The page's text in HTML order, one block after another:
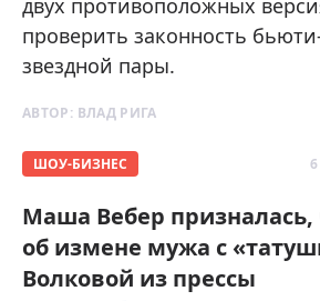
двух противоположных
проверить законность
звездной пары.
АВТОР: ВЛАД РИГА
ШОУ-БИЗНЕС
Маша Вебер призналась,
об измене мужа с
Волковой из прессы